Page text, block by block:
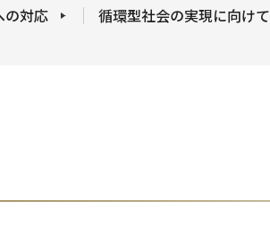
の対応 循環型社会の実現に向けて